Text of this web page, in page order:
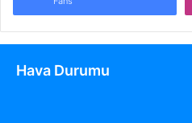
Hava Durumu